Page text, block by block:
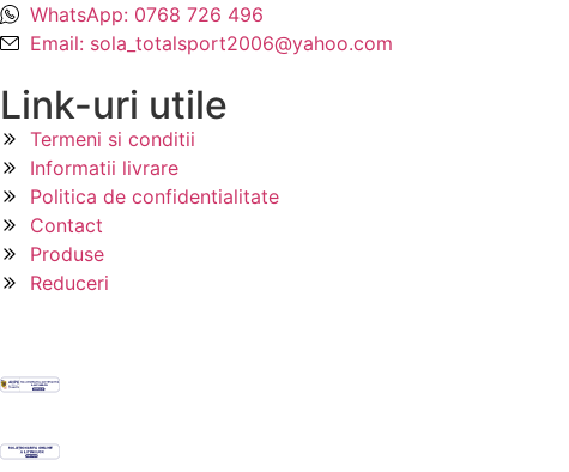
WhatsApp: 0768 726 496
Email: sola_totalsport2006@yahoo.com
Link-uri utile
Termeni si conditii
Informatii livrare
Politica de confidentialitate
Contact
Produse
Reduceri